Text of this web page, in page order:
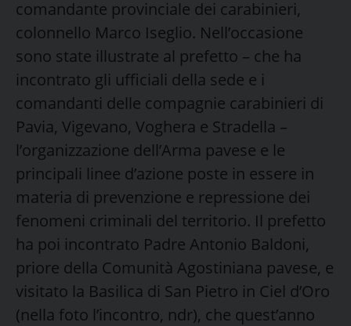
comandante provinciale dei carabinieri,
colonnello Marco Iseglio. Nell’occasione
sono state illustrate al prefetto – che ha
incontrato gli ufficiali della sede e i
comandanti delle compagnie carabinieri di
Pavia, Vigevano, Voghera e Stradella –
l’organizzazione dell’Arma pavese e le
principali linee d’azione poste in essere in
materia di prevenzione e repressione dei
fenomeni criminali del territorio. Il prefetto
ha poi incontrato Padre Antonio Baldoni,
priore della Comunità Agostiniana pavese, e
visitato la Basilica di San Pietro in Ciel d’Oro
(nella foto l’incontro, ndr), che quest’anno